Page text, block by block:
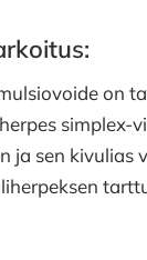
on
simplex-
ja sen kivulias